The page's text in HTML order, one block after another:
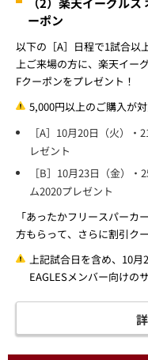
ーポン
以下の［A］日程で1試合以
上ご来場の方に、楽天イー
Fクーポンをプレゼント！
5,000円以上のご購入が
［A］10月20日（火）
レゼント
［B］10月23日（金）
ム2020プレゼント
「あったかフリースパーカ
方もらって、さらに割引ク
上記試合日を含め、10
EAGLESメンバー向けの